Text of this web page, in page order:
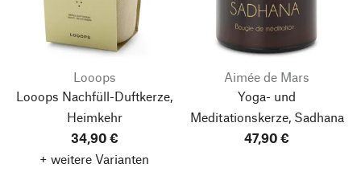
Looops
Looops Nachfüll-Duftkerze,
Heimkehr
34,90 €
+ weitere Varianten
Aimée de Mars
Yoga- und
Meditationskerze, Sadhana
47,90 €